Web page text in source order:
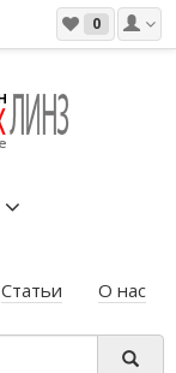
0
Статьи О нас